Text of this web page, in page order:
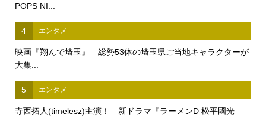
POPS NI...
4 エンタメ
映画『翔んで埼玉』 総勢53体の埼玉県ご当地キャラクターが
大集...
5 エンタメ
寺西拓人(timelesz)主演！ 新ドラマ『ラーメンD 松平國光